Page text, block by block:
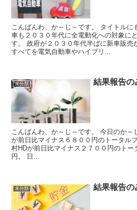
こんばんわ、か～じ～です。 タイトルに
車も２０３０年代に全電動化への対象に
す。 政府が２０３０年代半ばに新車販売
すべてを電気自動車やハイブリ...
未分類 結果報告の
こんばんわ、か～じ～です。 今日のか～
が前日比マイナス６８００円のトータル
村HDが前日比マイナス２７００円のトー
円。 日...
未分類 結果報告の